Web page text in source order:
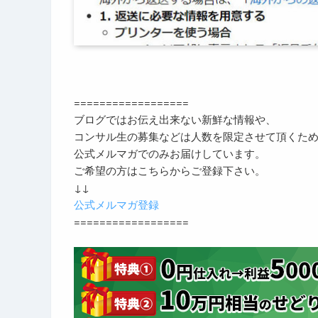
==================
ブログではお伝え出来ない新鮮な情報や、
コンサル生の募集などは人数を限定させて頂くため
公式メルマガでのみお届けしています。
ご希望の方はこちらからご登録下さい。
↓↓
公式メルマガ登録
==================